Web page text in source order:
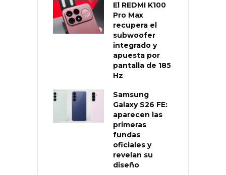
El REDMI K100
Pro Max
recupera el
subwoofer
integrado y
apuesta por
pantalla de 185
Hz
Samsung
Galaxy S26 FE:
aparecen las
primeras
fundas
oficiales y
revelan su
diseño